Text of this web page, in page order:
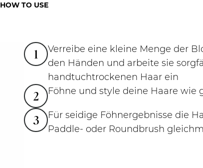
HOW TO USE
1
Verreibe eine kleine Menge der
den Händen und arbeite sie
handtuchtrockenen Haar ein
2 Föhne und style deine Haare wie
3
Für seidige Föhnergebnisse die
Paddle- oder Roundbrush